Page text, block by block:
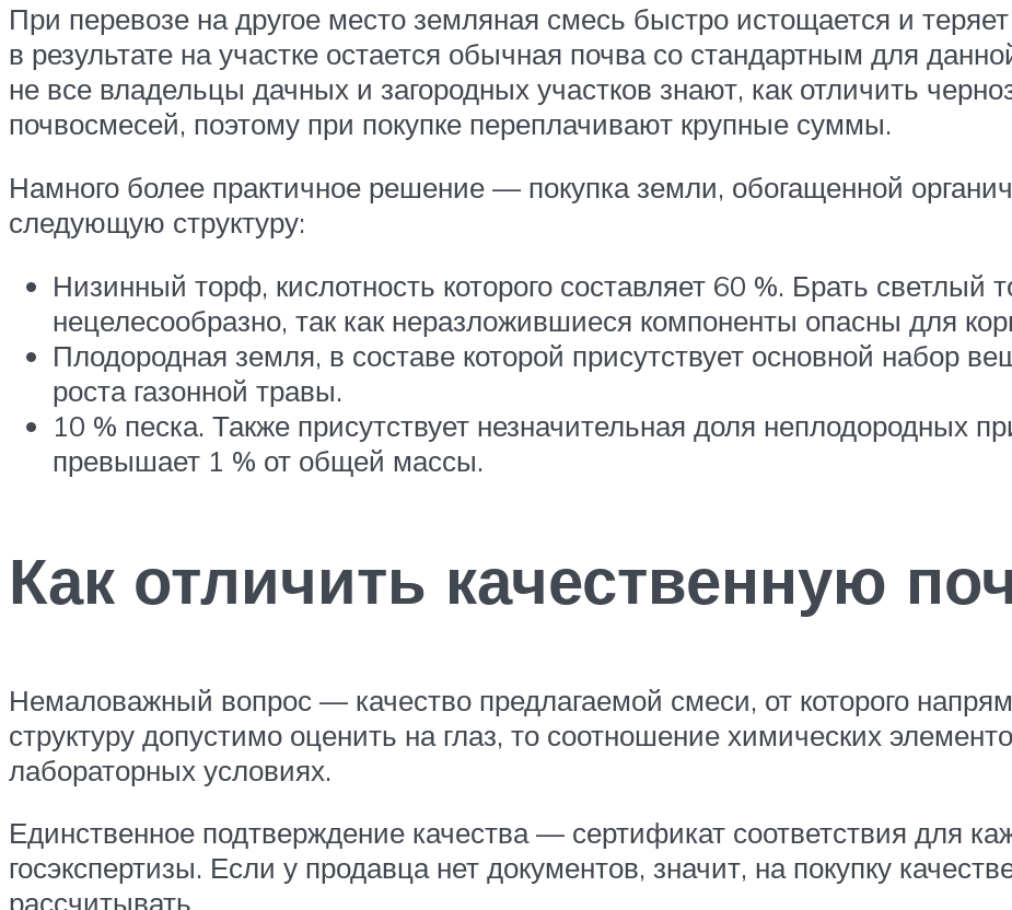
При перевозе на другое место земляная смесь быстро истощается и
в результате на участке остается обычная почва со стандартным для
не все владельцы дачных и загородных участков знают, как отличить
почвосмесей, поэтому при покупке переплачивают крупные суммы.
Намного более практичное решение — покупка земли, обогащенной
следующую структуру:
Низинный торф, кислотность которого составляет 60 %. Брать светлый
нецелесообразно, так как неразложившиеся компоненты опасны для
Плодородная земля, в составе которой присутствует основной набор
роста газонной травы.
10 % песка. Также присутствует незначительная доля неплодородных
превышает 1 % от общей массы.
Как отличить качественную
Немаловажный вопрос — качество предлагаемой смеси, от которого
структуру допустимо оценить на глаз, то соотношение химических
лабораторных условиях.
Единственное подтверждение качества — сертификат соответствия для
госэкспертизы. Если у продавца нет документов, значит, на покупку
рассчитывать.